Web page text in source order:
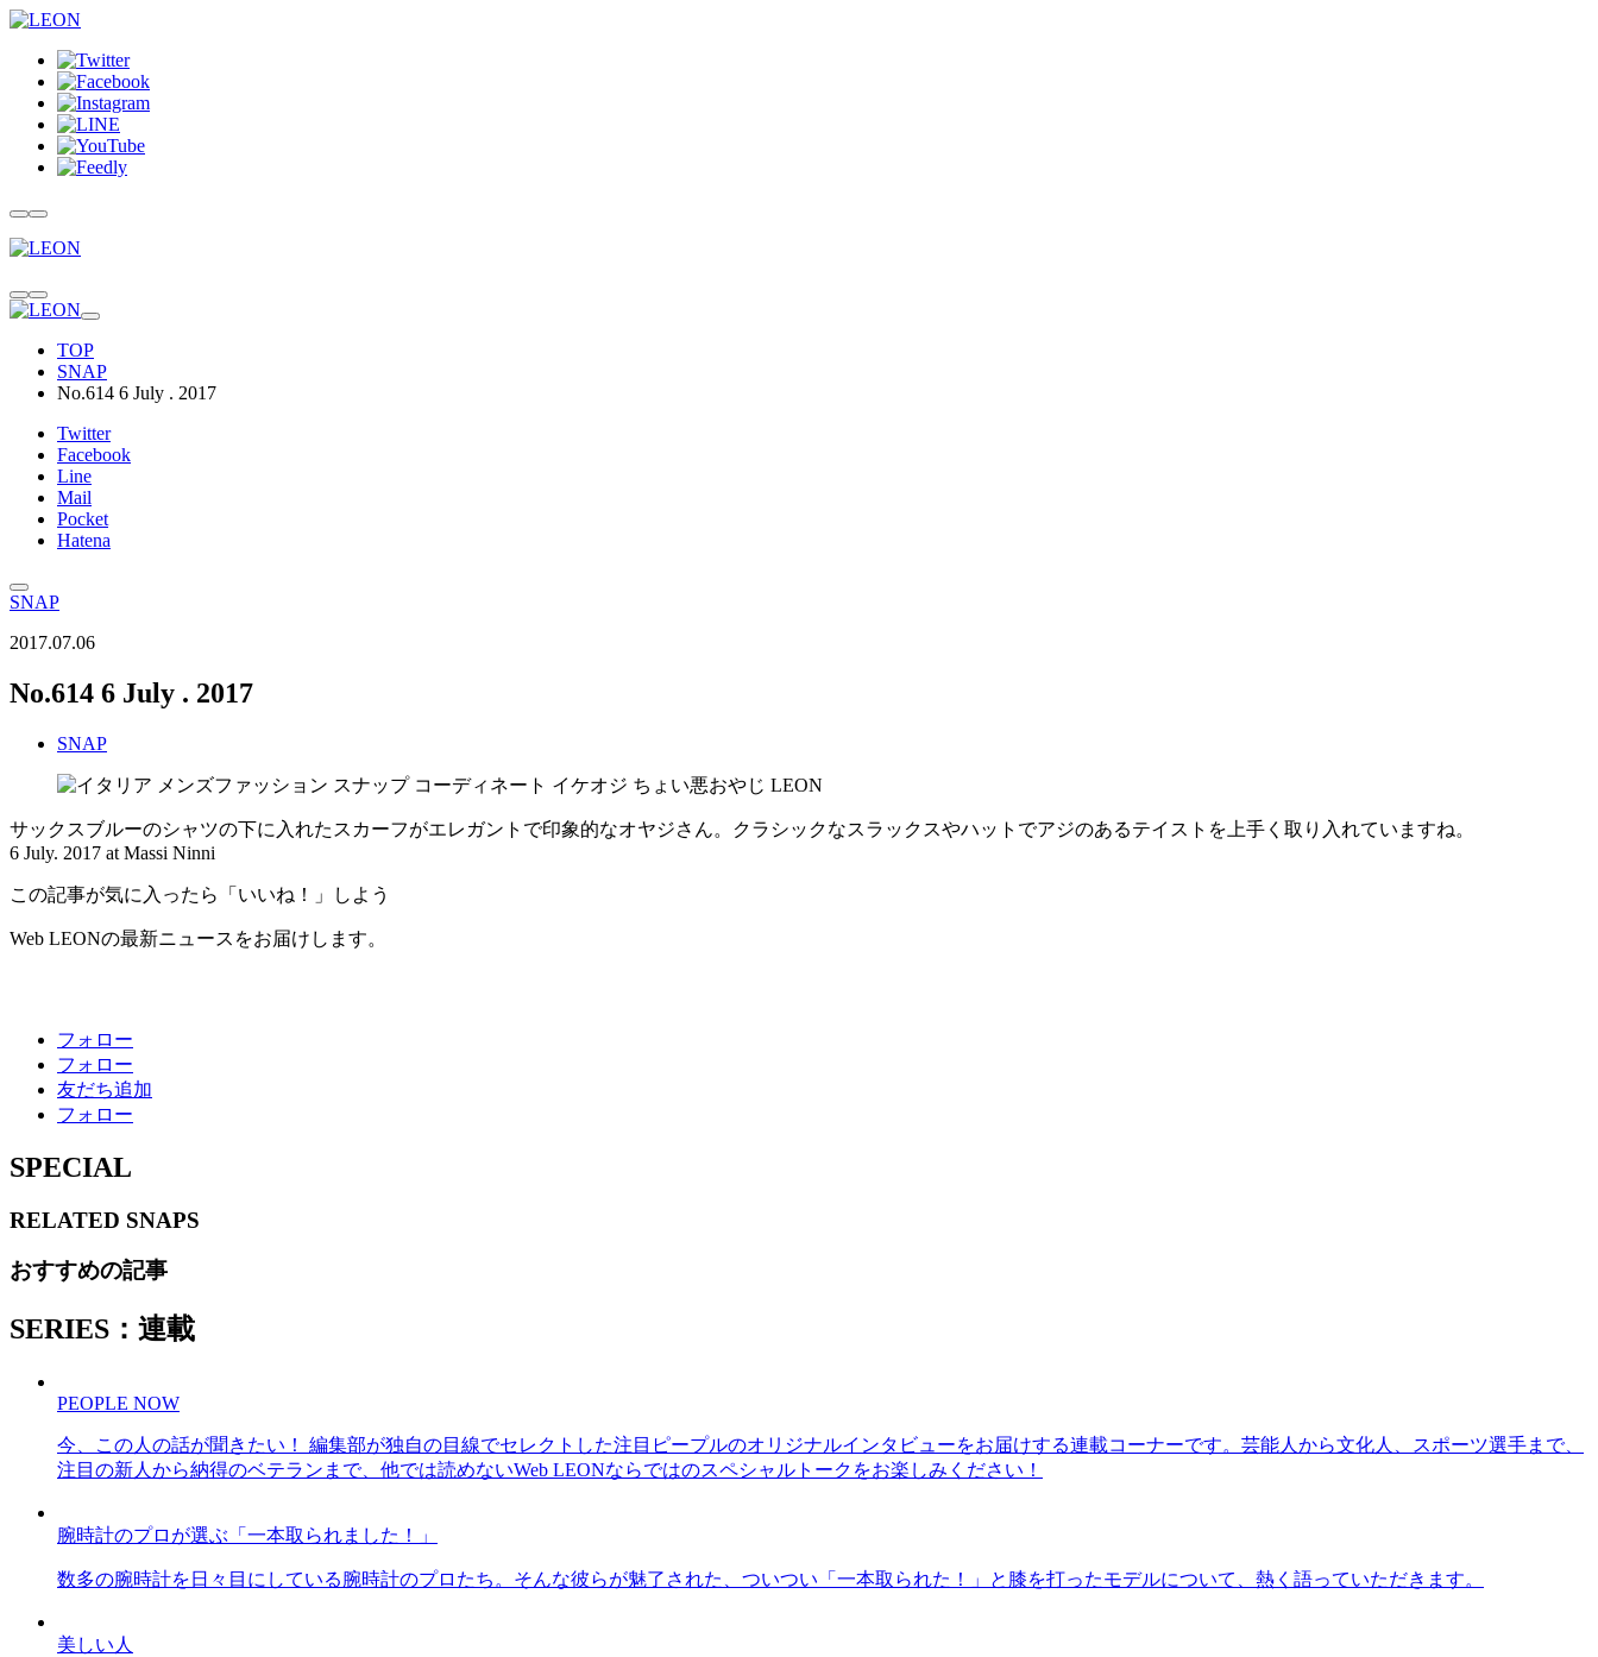
TOP
SNAP
No.614 6 July . 2017
Twitter
Facebook
Line
Mail
Pocket
Hatena
SNAP
2017.07.06
No.614 6 July . 2017
SNAP
サックスブルーのシャツの下に入れたスカーフがエレガントで印象的なオヤジさん。クラシックなスラックスやハットでアジのあるテイストを上手く取り入れていますね。
6 July. 2017 at Massi Ninni
この記事が気に入ったら「いいね！」しよう
Web LEONの最新ニュースをお届けします。
フォロー
フォロー
友だち追加
フォロー
SPECIAL
RELATED SNAPS
おすすめの記事
SERIES：連載
PEOPLE NOW
今、この人の話が聞きたい！ 編集部が独自の目線でセレクトした注目ピープルのオリジナルインタビューをお届けする連載コーナーです。芸能人から文化人、スポーツ選手まで、
注目の新人から納得のベテランまで、他では読めないWeb LEONならではのスペシャルトークをお楽しみください！
腕時計のプロが選ぶ「一本取られました！」
数多の腕時計を日々目にしている腕時計のプロたち。そんな彼らが魅了された、ついつい「一本取られた！」と膝を打ったモデルについて、熱く語っていただきます。
美しい人